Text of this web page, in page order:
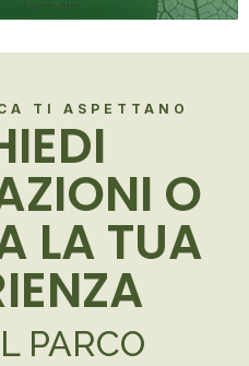
TI ASPETTANO
O
LA TUA
PARCO